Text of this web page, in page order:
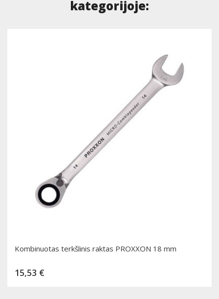
kategorijoje:
Kombinuotas terkšlinis raktas PROXXON 18 mm
15,53 €